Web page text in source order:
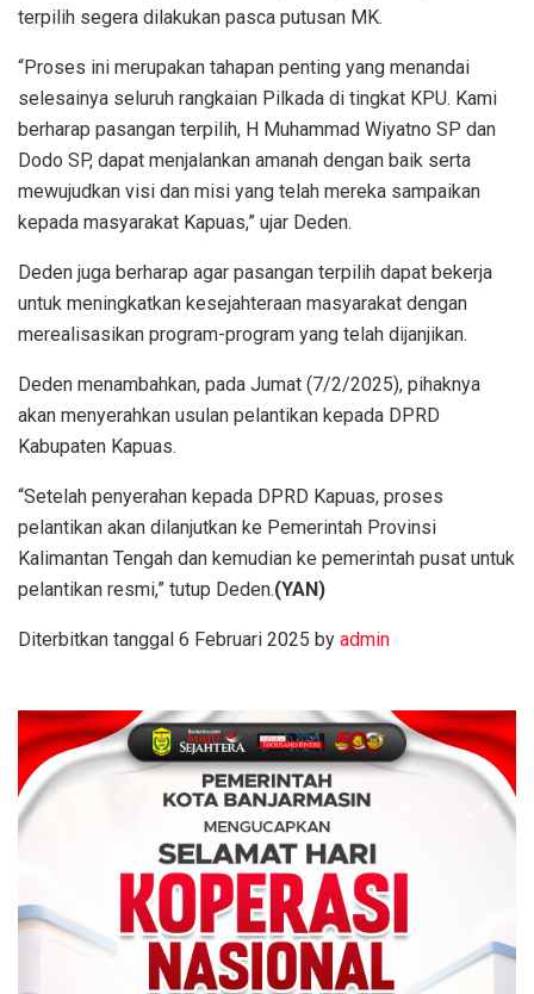
terpilih segera dilakukan pasca putusan MK.
“Proses ini merupakan tahapan penting yang menandai
selesainya seluruh rangkaian Pilkada di tingkat KPU. Kami
berharap pasangan terpilih, H Muhammad Wiyatno SP dan
Dodo SP, dapat menjalankan amanah dengan baik serta
mewujudkan visi dan misi yang telah mereka sampaikan
kepada masyarakat Kapuas,” ujar Deden.
Deden juga berharap agar pasangan terpilih dapat bekerja
untuk meningkatkan kesejahteraan masyarakat dengan
merealisasikan program-program yang telah dijanjikan.
Deden menambahkan, pada Jumat (7/2/2025), pihaknya
akan menyerahkan usulan pelantikan kepada DPRD
Kabupaten Kapuas.
“Setelah penyerahan kepada DPRD Kapuas, proses
pelantikan akan dilanjutkan ke Pemerintah Provinsi
Kalimantan Tengah dan kemudian ke pemerintah pusat untuk
pelantikan resmi,” tutup Deden.(YAN)
Diterbitkan tanggal 6 Februari 2025 by admin